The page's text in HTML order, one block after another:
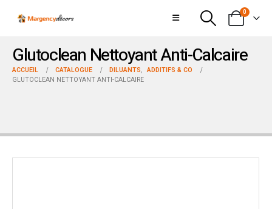
0
Glutoclean Nettoyant Anti-Calcaire
ACCUEIL CATALOGUE DILUANTS, ADDITIFS & CO
GLUTOCLEAN NETTOYANT ANTI-CALCAIRE